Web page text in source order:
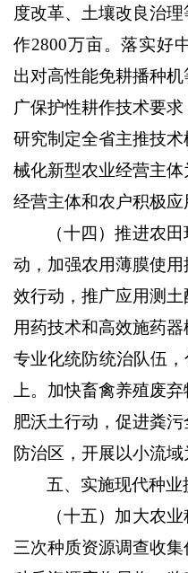
度改革、土壤改良治
作2800万亩。落实好
出对高性能免耕播种
广保护性耕作技术要求
研究制定全省主推技
械化新型农业经营主
经营主体和农户积极应
（十四）推进农田
动，加强农用薄膜使
效行动，推广应用测
用药技术和高效施药
专业化统防统治队伍
上。加快畜禽养殖废
肥沃土行动，促进粪
防治区，开展以小流域
五、实施现代种业
（十五）加大农
三次种质资源调查收